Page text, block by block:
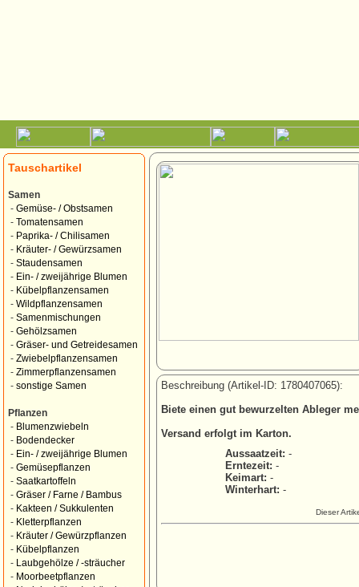
Tauschartikel
Samen
- Gemüse- / Obstsamen
- Tomatensamen
- Paprika- / Chilisamen
- Kräuter- / Gewürzsamen
- Staudensamen
- Ein- / zweijährige Blumen
- Kübelpflanzensamen
- Wildpflanzensamen
- Samenmischungen
- Gehölzsamen
- Gräser- und Getreidesamen
- Zwiebelpflanzensamen
- Zimmerpflanzensamen
- sonstige Samen
Pflanzen
- Blumenzwiebeln
- Bodendecker
- Ein- / zweijährige Blumen
- Gemüsepflanzen
- Saatkartoffeln
- Gräser / Farne / Bambus
- Kakteen / Sukkulenten
- Kletterpflanzen
- Kräuter / Gewürzpflanzen
- Kübelpflanzen
-
Laubgehölze / -sträucher
- Moorbeetpflanzen
Beschreibung (Artikel-ID: 1780407065):
Biete einen gut bewurzelten Ableger
Versand erfolgt im Karton.
Aussaatzeit: -
Erntezeit: -
Keimart: -
Winterhart: -
Dieser